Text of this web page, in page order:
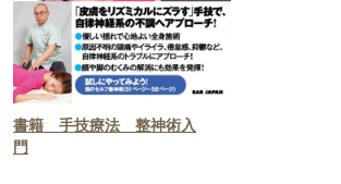
書籍 手技療法 整神術入
門